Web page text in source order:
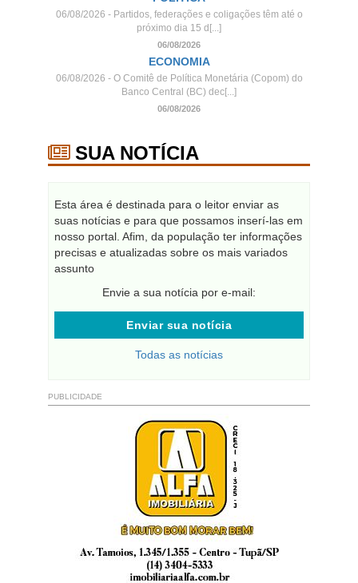
06/08/2026 - Partidos, federações e coligações têm até o
próximo dia 15 d[...]
06/08/2026
ECONOMIA
06/08/2026 - O Comitê de Política Monetária (Copom) do
Banco Central (BC) dec[...]
06/08/2026
SUA NOTÍCIA
Esta área é destinada para o leitor enviar as
suas notícias e para que possamos inserí-las em
nosso portal. Afim, da população ter informações
precisas e atualizadas sobre os mais variados
assunto
Envie a sua notícia por e-mail:
Enviar sua notícia
Todas as notícias
PUBLICIDADE